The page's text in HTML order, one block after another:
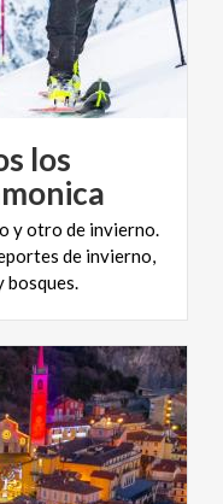
los
y otro de invierno.
de invierno,
bosques.